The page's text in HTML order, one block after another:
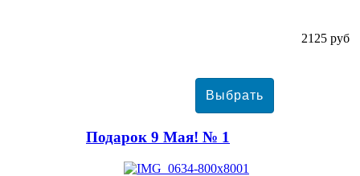
2125 руб
Подарок 9 Мая! № 1